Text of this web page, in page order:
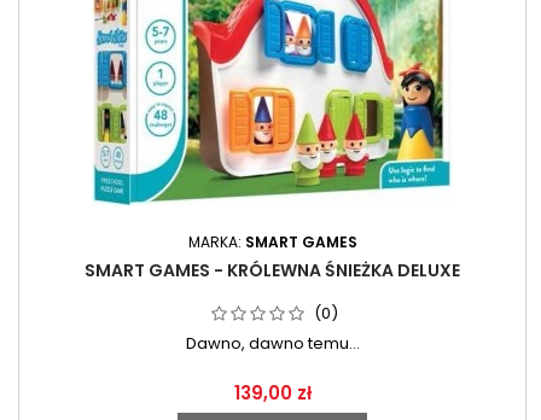
MARKA: SMART GAMES
SMART GAMES - KRÓLEWNA ŚNIEŻKA DELUXE
(0)
Dawno, dawno temu...
139,00 zł